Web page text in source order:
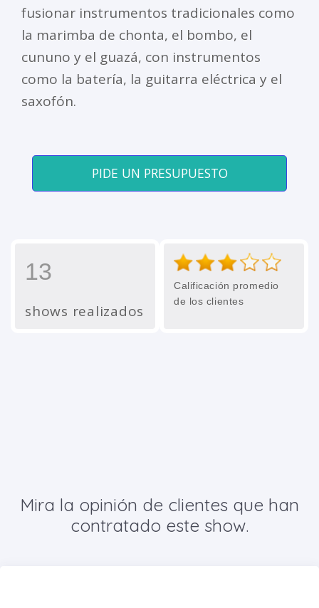
fusionar instrumentos tradicionales como
la marimba de chonta, el bombo, el
cununo y el guazá, con instrumentos
como la batería, la guitarra eléctrica y el
saxofón.
PIDE UN PRESUPUESTO
13
shows realizados
Calificación promedio
de los clientes
Mira la opinión de clientes que han
contratado este show.